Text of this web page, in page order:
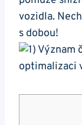
vozidla.
s dobou!